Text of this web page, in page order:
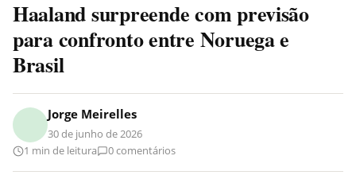
Haaland surpreende com previsão
para confronto entre Noruega e
Brasil
Jorge Meirelles
30 de junho de 2026
1 min de leitura
0 comentários